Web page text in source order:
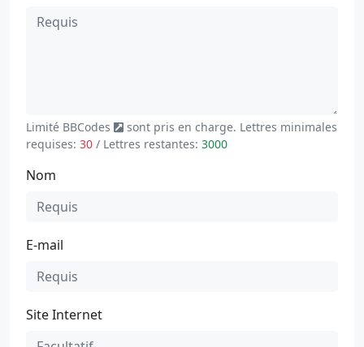
Limité BBCodes
sont pris en charge. Lettres minimales
requises: 30 / Lettres restantes: 3000
Nom
E-mail
Site Internet